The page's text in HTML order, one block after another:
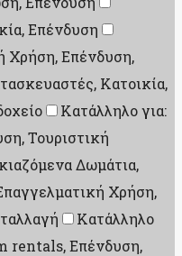
Επένδυση
Χρήση, Επένδυση,
Κατοικία,
Κατάλληλο για:
Τουριστική
Δωμάτια,
Χρήση,
Κατάλληλο
rentals, Επένδυση,